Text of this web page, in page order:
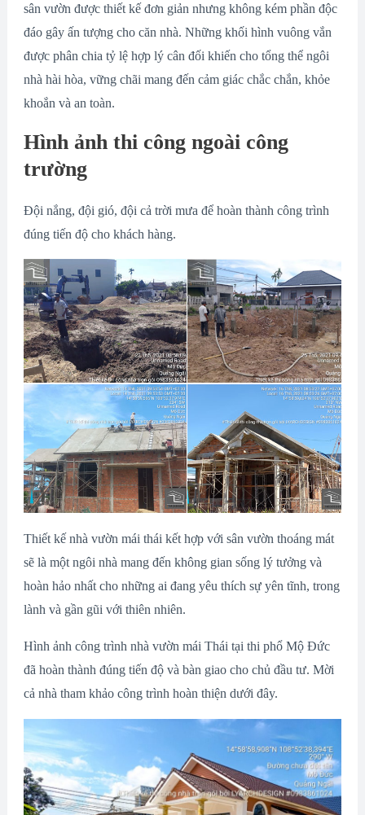
sân vườn được thiết kế đơn giản nhưng không kém phần độc
đáo gây ấn tượng cho căn nhà. Những khối hình vuông vắn
được phân chia tỷ lệ hợp lý cân đối khiến cho tổng thể ngôi
nhà hài hòa, vững chãi mang đến cảm giác chắc chắn, khỏe
khoắn và an toàn.
Hình ảnh thi công ngoài công
trường
Đội nắng, đội gió, đội cả trời mưa để hoàn thành công trình
đúng tiến độ cho khách hàng.
Thiết kế nhà vườn mái thái kết hợp với sân vườn thoáng mát
sẽ là một ngôi nhà mang đến không gian sống lý tưởng và
hoàn hảo nhất cho những ai đang yêu thích sự yên tĩnh, trong
lành và gần gũi với thiên nhiên.
Hình ảnh công trình nhà vườn mái Thái tại thi phổ Mộ Đức
đã hoàn thành đúng tiến độ và bàn giao cho chủ đầu tư. Mời
cả nhà tham khảo công trình hoàn thiện dưới đây.